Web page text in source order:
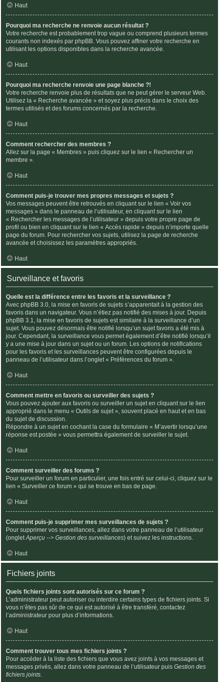
Haut
Pourquoi ma recherche ne renvoie aucun résultat ?
Votre recherche est probablement trop vague ou comprend plusieurs termes
courants non indexés par phpBB. Vous pouvez affiner votre recherche en
utilisant les options disponibles dans la recherche avancée.
Haut
Pourquoi ma recherche renvoie une page blanche ?!
Votre recherche renvoie plus de résultats que ne peut gérer le serveur Web.
Utilisez la « Recherche avancée » et soyez plus précis dans le choix des
termes utilisés et des forums concernés par la recherche.
Haut
Comment rechercher des membres ?
Allez sur la page « Membres » puis cliquez sur le lien « Rechercher un
membre ».
Haut
Comment puis-je trouver mes propres messages et sujets ?
Vos messages peuvent être retrouvés en cliquant sur le lien « Voir vos
messages » dans le panneau de l’utilisateur, en cliquant sur le lien
« Rechercher les messages de l’utilisateur » depuis votre propre page de
profil ou bien en cliquant sur le lien « Accès rapide » depuis n’importe quelle
page du forum. Pour rechercher vos sujets, utilisez la page de recherche
avancée et choisissez les paramètres appropriés.
Haut
Surveillance et favoris
Quelle est la différence entre les favoris et la surveillance ?
Avec phpBB 3.0, la mise en favoris de sujets s’apparentait à la gestion des
favoris dans un navigateur. Vous n’étiez pas notifié des mises à jour. Depuis
phpBB 3.1, la mise en favoris de sujets est similaire à la surveillance d’un
sujet. Vous pouvez désormais être notifié lorsqu’un sujet favoris a été mis à
jour. Cependant, la surveillance vous permet également d’être notifié lorsqu’il
y a une mise à jour dans un sujet ou un forum. Les options de notifications
pour les favoris et les surveillances peuvent être configurées depuis le
panneau de l’utilisateur dans l’onglet « Préférences du forum ».
Haut
Comment mettre en favoris ou surveiller des sujets ?
Vous pouvez ajouter aux favoris ou surveiller un sujet en cliquant sur le lien
approprié dans le menu « Outils de sujet », souvent placé en haut et en bas
du sujet de discussion.
Répondre à un sujet en cochant la case du formulaire « M’avertir lorsqu’une
réponse est postée » vous permettra également de surveiller le sujet.
Haut
Comment surveiller des forums ?
Pour surveiller un forum en particulier, une fois entré sur celui-ci, cliquez sur le
lien « Surveiller ce forum » qui se trouve en bas de page.
Haut
Comment puis-je supprimer mes surveillances de sujets ?
Pour supprimer vos surveillances, allez dans votre panneau de l’utilisateur
(ongletAperçu --> Gestion des surveillances) et suivez les instructions.
Haut
Fichiers joints
Quels fichiers joints sont autorisés sur ce forum ?
L’administrateur peut autoriser ou interdire certains types de fichiers joints. Si
vous n’êtes pas sûr de ce qui est autorisé à être transféré, contactez
l’administrateur pour plus d’informations.
Haut
Comment trouver tous mes fichiers joints ?
Pour accéder à la liste des fichiers que vous avez joints à vos messages et
messages privés, allez dans votre panneau de l’utilisateur puis Gestion des
fichiers joints.